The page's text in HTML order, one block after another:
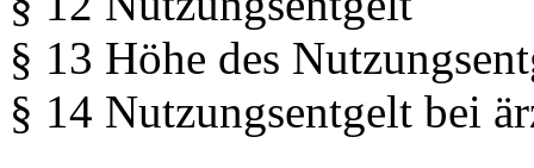
§ 13 Höhe des
§ 14 Nutzungsentgelt bei